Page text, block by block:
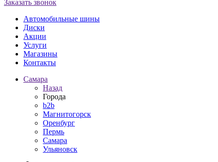
Заказать звонок
Автомобильные шины
Диски
Акции
Услуги
Магазины
Контакты
Самара
Назад
Города
b2b
Магнитогорск
Оренбург
Пермь
Самара
Ульяновск